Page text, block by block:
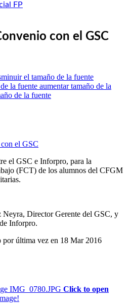
FP
con el GSC
el tamaño de la fuente
aumentar tamaño de la
el GSC e Inforpro, para la
(FCT) de los alumnos del CFGM
Director Gerente del GSC, y
Inforpro.
última vez en 18 Mar 2016
Click to open